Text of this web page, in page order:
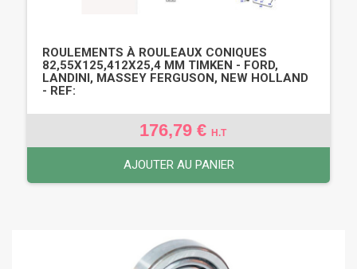
ROULEMENTS À ROULEAUX CONIQUES
82,55X125,412X25,4 MM TIMKEN - FORD,
LANDINI, MASSEY FERGUSON, NEW HOLLAND
- REF:
176,79 € H.T
AJOUTER AU PANIER